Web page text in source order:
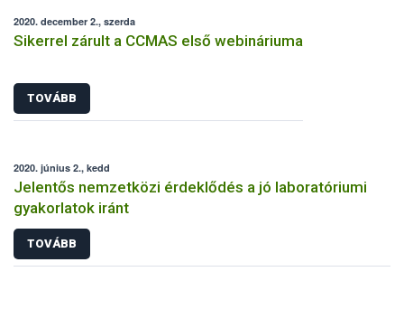
2020. december 2., szerda
Sikerrel zárult a CCMAS első webináriuma
TOVÁBB
2020. június 2., kedd
Jelentős nemzetközi érdeklődés a jó laboratóriumi
gyakorlatok iránt
TOVÁBB